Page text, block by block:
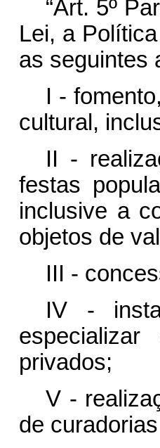
“Art. 5º
Lei, a
as seguintes
I -
cultural,
II -
festas
inclusive a
objetos de
III -
IV -
privados;
V -
de